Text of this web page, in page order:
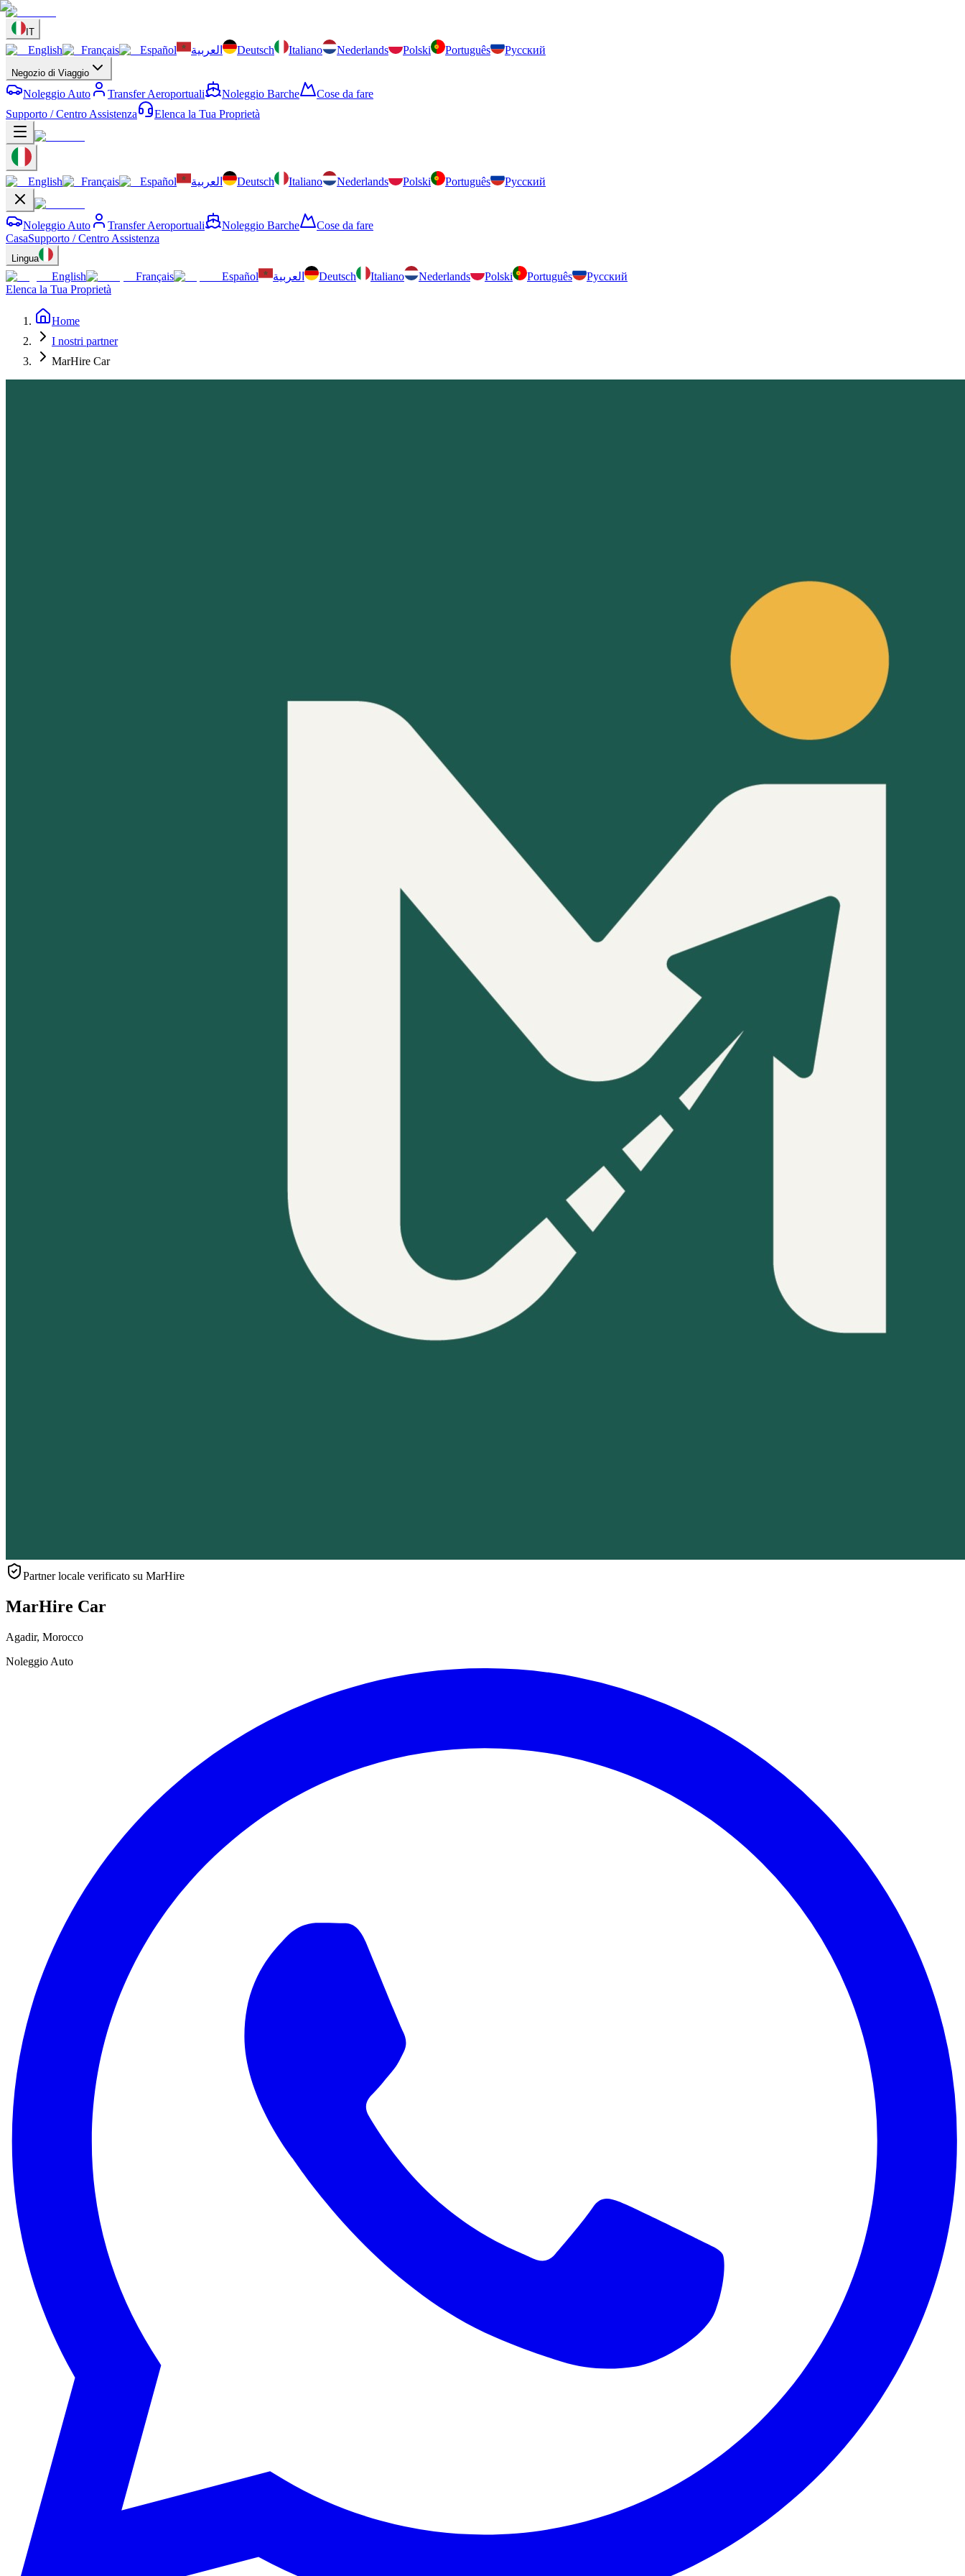
IT
English Français Español العربية Deutsch Italiano Nederlands Polski Português Русский
Negozio di Viaggio
Noleggio Auto Transfer Aeroportuali Noleggio Barche
Cose da fare
Supporto / Centro Assistenza
Elenca la Tua Proprietà
English Français Español العربية Deutsch Italiano Nederlands Polski Português Русский
Noleggio Auto Transfer Aeroportuali Noleggio Barche
Cose da fare
CasaSupporto / Centro Assistenza
Lingua
English Français Español العربية Deutsch Italiano Nederlands Polski Português
Русский
Elenca la Tua Proprietà
Home
I nostri partner
MarHire Car
Partner locale verificato su MarHire
MarHire Car
Agadir, Morocco
Noleggio Auto